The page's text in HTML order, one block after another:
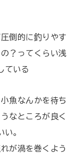
倒的に釣りやす
？ってくらい浅
ている
魚なんかを待ち
なところが良く
い。
が渦を巻くよう